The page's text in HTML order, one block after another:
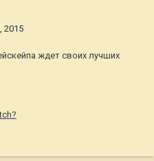
2015
ждет своих лучших